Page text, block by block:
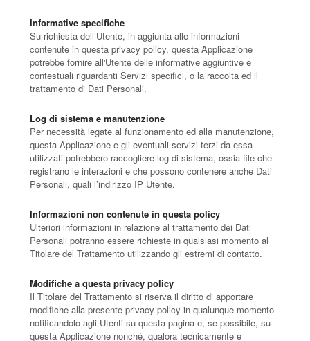
Informative specifiche
Su richiesta dell’Utente, in aggiunta alle informazioni
contenute in questa privacy policy, questa Applicazione
potrebbe fornire all'Utente delle informative aggiuntive e
contestuali riguardanti Servizi specifici, o la raccolta ed il
trattamento di Dati Personali.
Log di sistema e manutenzione
Per necessità legate al funzionamento ed alla manutenzione,
questa Applicazione e gli eventuali servizi terzi da essa
utilizzati potrebbero raccogliere log di sistema, ossia file che
registrano le interazioni e che possono contenere anche Dati
Personali, quali l’indirizzo IP Utente.
Informazioni non contenute in questa policy
Ulteriori informazioni in relazione al trattamento dei Dati
Personali potranno essere richieste in qualsiasi momento al
Titolare del Trattamento utilizzando gli estremi di contatto.
Modifiche a questa privacy policy
Il Titolare del Trattamento si riserva il diritto di apportare
modifiche alla presente privacy policy in qualunque momento
notificandolo agli Utenti su questa pagina e, se possibile, su
questa Applicazione nonché, qualora tecnicamente e